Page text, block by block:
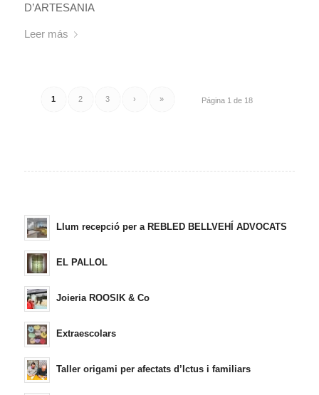
D’ARTESANIA
Leer más
Página 1 de 18
1 2 3 › »
Llum recepció per a REBLED BELLVEHÍ ADVOCATS
EL PALLOL
Joieria ROOSIK & Co
Extraescolars
Taller origami per afectats d’Ictus i familiars